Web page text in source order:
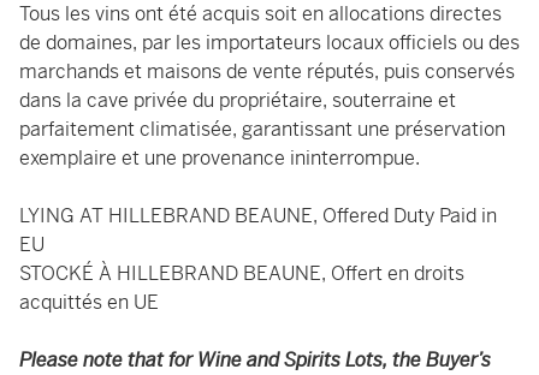
Tous les vins ont été acquis soit en allocations directes
de domaines, par les importateurs locaux officiels ou des
marchands et maisons de vente réputés, puis conservés
dans la cave privée du propriétaire, souterraine et
parfaitement climatisée, garantissant une préservation
exemplaire et une provenance ininterrompue.
LYING AT HILLEBRAND BEAUNE, Offered Duty Paid in
EU
STOCKÉ À HILLEBRAND BEAUNE, Offert en droits
acquittés en UE
Please note that for Wine and Spirits Lots, the Buyer’s